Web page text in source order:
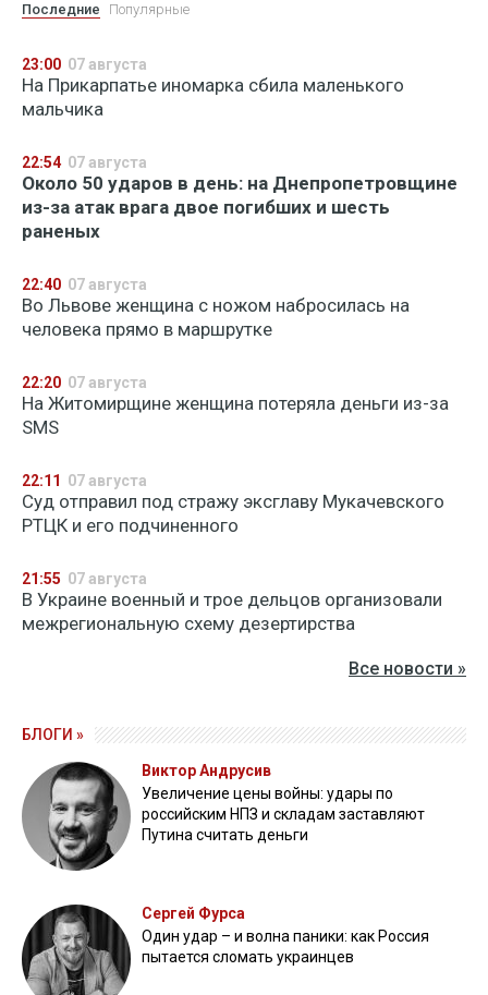
Последние Популярные
23:00 07 августа
На Прикарпатье иномарка сбила маленького
мальчика
22:54 07 августа
Около 50 ударов в день: на Днепропетровщине
из-за атак врага двое погибших и шесть
раненых
22:40 07 августа
Во Львове женщина с ножом набросилась на
человека прямо в маршрутке
22:20 07 августа
На Житомирщине женщина потеряла деньги из-за
SMS
22:11 07 августа
Суд отправил под стражу эксглаву Мукачевского
РТЦК и его подчиненного
21:55 07 августа
В Украине военный и трое дельцов организовали
межрегиональную схему дезертирства
Все новости »
БЛОГИ »
Виктор Андрусив
Увеличение цены войны: удары по
российским НПЗ и складам заставляют
Путина считать деньги
Сергей Фурса
Один удар – и волна паники: как Россия
пытается сломать украинцев